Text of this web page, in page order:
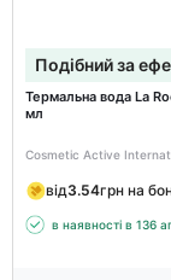
Подібний за
Термальна вода La
мл
Cosmetic Active
від3.54грн на
в наявності в 136